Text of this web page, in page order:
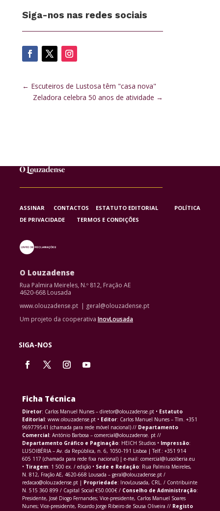
Siga-nos nas redes sociais
← Escuteiros de Lustosa têm "casa nova"
Zeladora celebra 50 anos de atividade →
ASSINAR CONTACTOS ESTATUTO EDITORIAL POLÍTICA
DE PRIVACIDADE TERMOS E CONDIÇÕES
O Louzadense
Rua Palmira Meireles, N.º 812, Fração AE
4620-668 Lousada
www.olouzadense.pt | geral@olouzadense.pt
Um projeto da cooperativa InovLousada
SIGA-NOS
Ficha Técnica
Diretor: Carlos Manuel Nunes – diretor@olouzadense.pt • Estatuto
Editorial: www.olouzadense.pt • Editor: Carlos Manuel Nunes – Tlm. +351
969779541 (chamada para rede móvel nacional) // Departamento
Comercial: António Barbosa – comercial@olouzadense. pt //
Departamento Gráfico e Paginação: HEICH Studios • Impressão:
LUSOIBÉRIA – Av. da República, n. 6, 1050-191 Lisboa | Telf.: +351 914
605 117 (chamada para rede fixa nacional) | e-mail: comercial@lusoiberia.eu
• Tiragem: 1 500 ex. / edição • Sede e Redação: Rua Palmira Meireles,
N. 812, Fração AE, 4620-668 Lousada – geral@olouzadense.pt /
redacao@olouzadense.pt | Propriedade: InovLousada, CRL. / Contribuinte
N. 515 360 899 / Capital Social €50.000€ / Conselho de Administração:
Presidente, José Diogo Fernandes; Vice-presidente, Carlos Manuel Soares
Nunes; Vice-presidente, Ricardo Jorge Ribeiro de Sousa Oliveira // Registo